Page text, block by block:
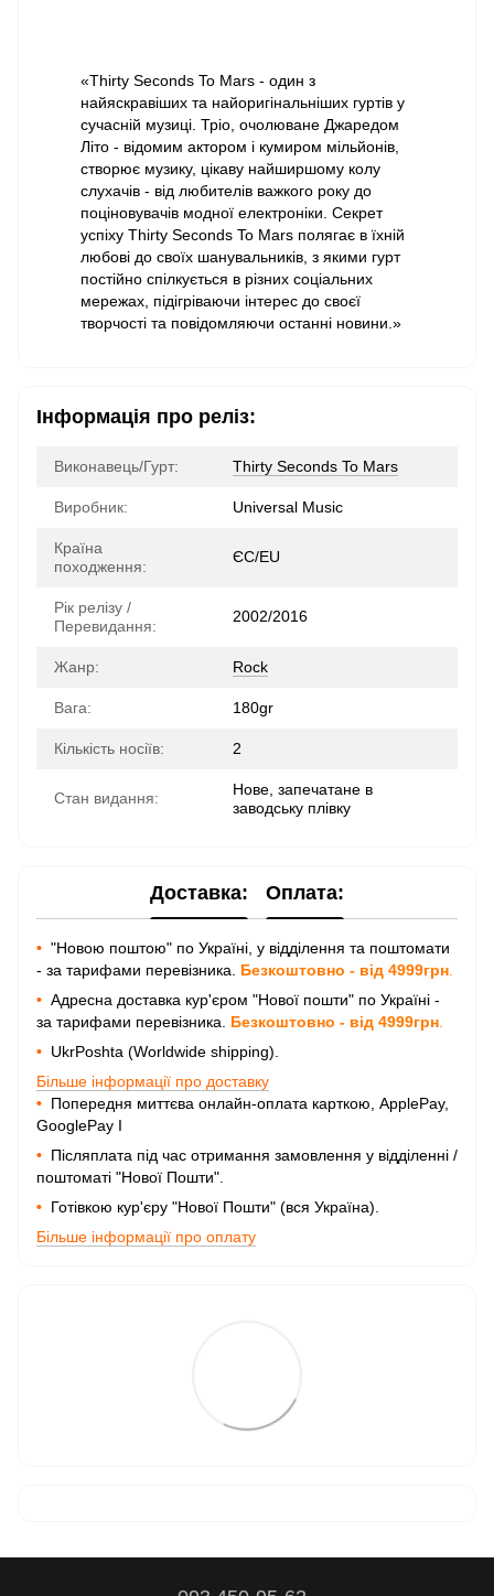
«Thirty Seconds To Mars - один з
найяскравіших та найоригінальніших гуртів у
сучасній музиці. Тріо, очолюване Джаредом
Літо - відомим актором і кумиром мільйонів,
створює музику, цікаву найширшому колу
слухачів - від любителів важкого року до
поціновувачів модної електроніки. Секрет
успіху Thirty Seconds To Mars полягає в їхній
любові до своїх шанувальників, з якими гурт
постійно спілкується в різних соціальних
мережах, підігріваючи інтерес до своєї
творчості та повідомляючи останні новини.»
Інформація про реліз:
Виконавець/Гурт: Thirty Seconds To Mars
Виробник: Universal Music
Країна
походження:
ЄС/EU
Рік релізу /
Перевидання:
2002/2016
Жанр: Rock
Вага: 180gr
Кількість носіїв: 2
Стан видання:
Нове, запечатане в
заводську плівку
Доставка: Оплата:
• "Новою поштою" по Україні, у відділення та поштомати
- за тарифами перевізника. Безкоштовно - від 4999грн
• Адресна доставка кур'єром "Нової пошти" по Україні -
за тарифами перевізника. Безкоштовно - від 4999грн
• UkrPoshta (Worldwide shipping).
Більше інформації про доставку
• Попередня миттєва онлайн-оплата карткою, ApplePay,
GooglePay I
• Післяплата під час отримання замовлення у відділенні /
поштоматі "Нової Пошти".
• Готівкою кур'єру "Нової Пошти" (вся Україна).
Більше інформації про оплату